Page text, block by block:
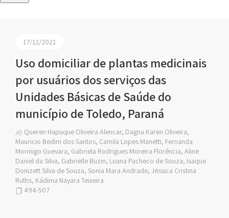
17/12/2021
Uso domiciliar de plantas medicinais
por usuários dos serviços das
Unidades Básicas de Saúde do
município de Toledo, Paraná
Queren Hapuque Oliveira Alencar, Dagna Karen Oliveira,
Mauricio Bedim dos Santos, Camila Lopes Manetti, Fernanda
Morinigo Guevara, Gabriela Rodrigues Moreira Florência, Aline
Daniel da Silva, Gabrielle Buzin, Luana Pacheco de Souza, Isaque
Donizett Silva de Souza, Sonia Mara Andrade, Jéssica Cristina
Ruths, Kádima Nayara Teixeira
494-507